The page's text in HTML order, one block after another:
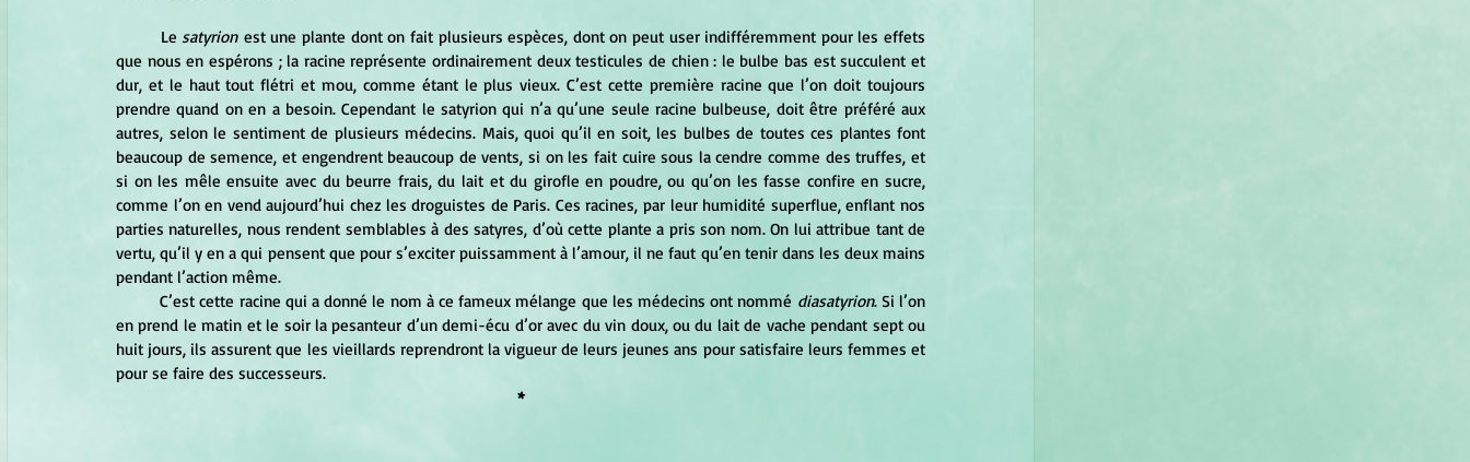
	Le
satyrion est une plante dont on fait plusieurs espèces, dont on peut user indifféremment pour les effets
que nous en espérons ; la racine représente ordinairement deux testicules de chien : le bulbe bas est succulent et
dur, et le haut tout flétri et mou, comme étant le plus vieux. C’est cette première racine que l’on doit toujours
prendre quand on en a besoin. Cependant le satyrion qui n’a qu’une seule racine bulbeuse, doit être préféré aux
autres, selon le sentiment de plusieurs médecins. Mais, quoi qu’il en soit, les bulbes de toutes ces plantes font
beaucoup de semence, et engendrent beaucoup de vents, si on les fait cuire sous la cendre comme des truffes, et
si on les mêle ensuite avec du beurre frais, du lait et du girofle en poudre, ou qu’on les fasse confire en sucre,
comme l’on en vend aujourd’hui chez les droguistes de Paris. Ces racines, par leur humidité superflue, enflant nos
parties naturelles, nous rendent semblables à des satyres, d’où cette plante a pris son nom. On lui attribue tant de
vertu, qu’il y en a qui pensent que pour s’exciter puissamment à l’amour, il ne faut qu’en tenir dans les deux mains
pendant l’action même.
	C’est cette racine qui a donné le nom à ce fameux mélange que les médecins ont nommé
diasatyrion. Si l’on
en prend le matin et le soir la pesanteur d’un demi-écu d’or avec du vin doux, ou du lait de vache pendant sept ou
huit jours, ils assurent que les vieillards reprendront la vigueur de leurs jeunes ans pour satisfaire leurs femmes et
pour se faire des successeurs.
*